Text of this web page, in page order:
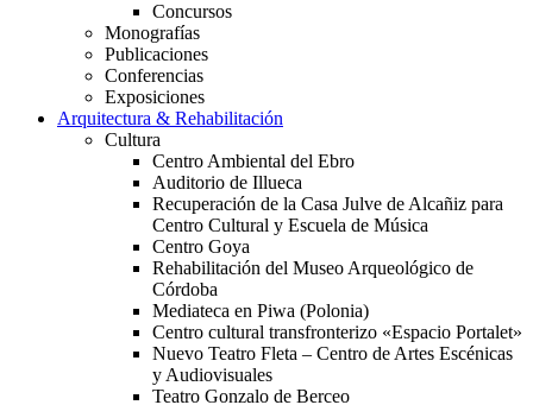
Concursos
Monografías
Publicaciones
Conferencias
Exposiciones
Arquitectura & Rehabilitación
Cultura
Centro Ambiental del Ebro
Auditorio de Illueca
Recuperación de la Casa Julve de Alcañiz para
Centro Cultural y Escuela de Música
Centro Goya
Rehabilitación del Museo Arqueológico de
Córdoba
Mediateca en Piwa (Polonia)
Centro cultural transfronterizo «Espacio Portalet»
Nuevo Teatro Fleta – Centro de Artes Escénicas
y Audiovisuales
Teatro Gonzalo de Berceo